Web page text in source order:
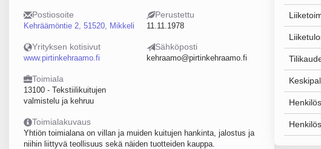
Postiosoite
Kehräämöntie 2, 51520, Mikkeli
Perustettu
11.11.1978
Yrityksen kotisivut
www.pirtinkehraamo.fi
Sähköposti
kehraamo@pirtinkehraamo.fi
Toimiala
13100 - Tekstiilikuitujen
valmistelu ja kehruu
Toimialakuvaus
Yhtiön toimialana on villan ja muiden kuitujen hankinta, jalostus ja
niihin liittyvä teollisuus sekä näiden tuotteiden kauppa.